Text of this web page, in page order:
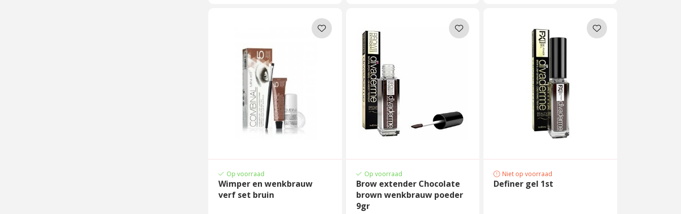
Op voorraad
Wimper en wenkbrauw
verf set bruin
Op voorraad
Brow extender Chocolate
brown wenkbrauw poeder
9gr
Niet op voorraad
Definer gel 1st